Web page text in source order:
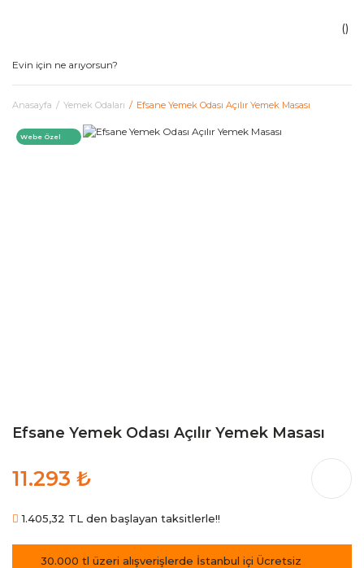
Anasayfa Yemek Odaları Efsane Yemek Odası Açılır Yemek Masası
Webe Özel
Efsane Yemek Odası Açılır Yemek Masası
11.293 ₺
1.405,32 TL den başlayan taksitlerle!!
30.000 tl üzeri alışverişlerde İstanbul içi Ücretsiz